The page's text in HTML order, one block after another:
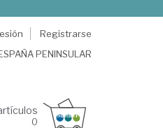
Registrarse
PENINSULAR
0